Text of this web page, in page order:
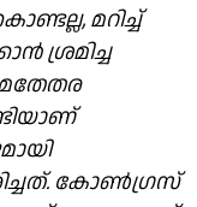
മറിച്ച്
ശ്രമിച്ച
മതേതര
കോൺഗ്രസ്